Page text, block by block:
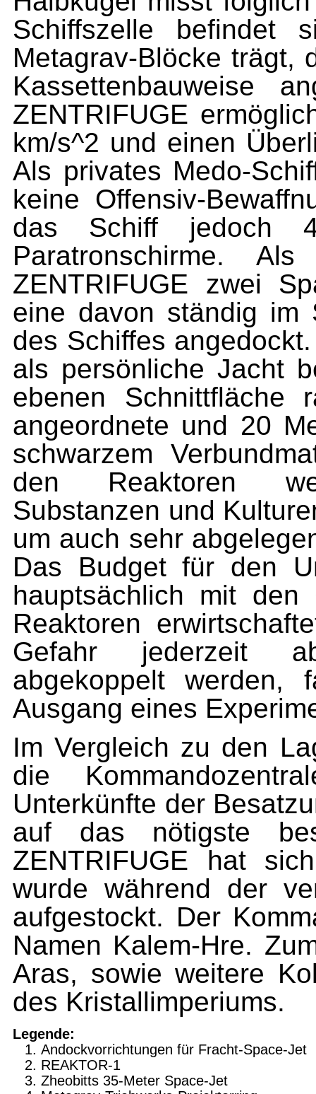
Schiffszelle befindet
Metagrav-Blöcke trägt,
Kassettenbauweise
ZENTRIFUGE
km/s^2 und einen
Als privates Medo-
keine Offensiv-
das Schiff jedoch
Paratronschirme.
ZENTRIFUGE zwei
eine davon ständig im
des Schiffes
als persönliche Jacht
ebenen Schnittfläche
angeordnete und 20
schwarzem
den Reaktoren
Substanzen und
um auch sehr
Das Budget für den
hauptsächlich mit
Reaktoren
Gefahr jederzeit
abgekoppelt werden,
Ausgang eines
Im Vergleich zu den
die
Unterkünfte der
auf das nötigste
ZENTRIFUGE hat
wurde während der
aufgestockt. Der
Namen Kalem-Hre.
Aras, sowie weitere
des Kristallimperiums.
Legende:
Andockvorrichtungen für Fracht-Space-Jet
REAKTOR-1
Zheobitts 35-Meter Space-Jet